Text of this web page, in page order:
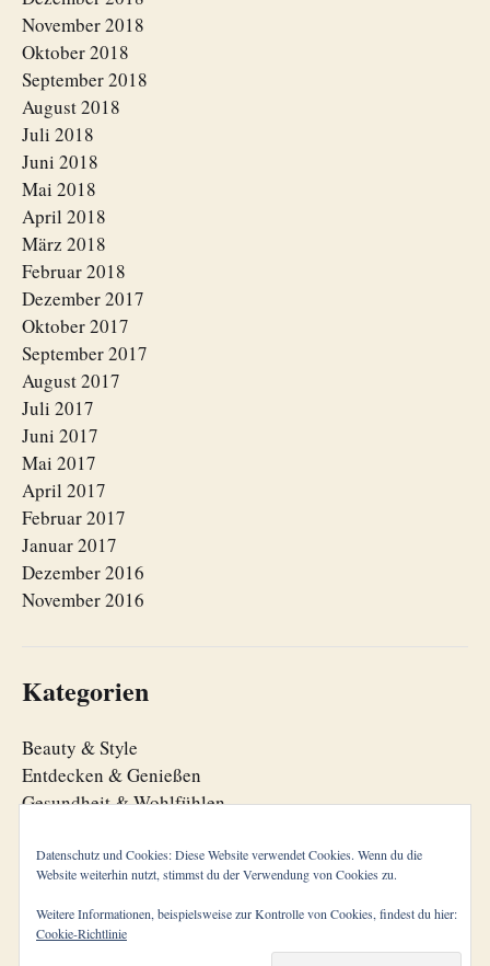
November 2018
Oktober 2018
September 2018
August 2018
Juli 2018
Juni 2018
Mai 2018
April 2018
März 2018
Februar 2018
Dezember 2017
Oktober 2017
September 2017
August 2017
Juli 2017
Juni 2017
Mai 2017
April 2017
Februar 2017
Januar 2017
Dezember 2016
November 2016
Kategorien
Beauty & Style
Entdecken & Genießen
Gesundheit & Wohlfühlen
Lebensorganisation
Zeitgeist
Datenschutz und Cookies: Diese Website verwendet Cookies. Wenn du die
Website weiterhin nutzt, stimmst du der Verwendung von Cookies zu.
Weitere Informationen, beispielsweise zur Kontrolle von Cookies, findest du hier:
Cookie-Richtlinie